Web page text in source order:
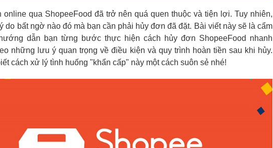
online qua ShopeeFood đã trở nên quá quen thuộc và tiện lợi. Tuy nhiên,
do bất ngờ nào đó mà bạn cần phải hủy đơn đã đặt. Bài viết này sẽ là cẩm
dẫn bạn từng bước thực hiện cách hủy đơn ShopeeFood nhanh
những lưu ý quan trọng về điều kiện và quy trình hoàn tiền sau khi hủy.
cách xử lý tình huống "khẩn cấp" này một cách suôn sẻ nhé!